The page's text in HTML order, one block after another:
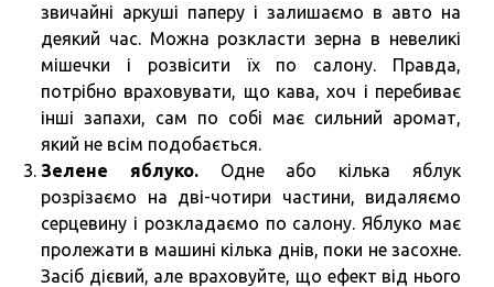
звичайні аркуші паперу і залишаємо в авто на
деякий час. Можна розкласти зерна в невеликі
мішечки і розвісити їх по салону. Правда,
потрібно враховувати, що кава, хоч і перебиває
інші запахи, сам по собі має сильний аромат,
який не всім подобається.
Зелене яблуко.Одне або кілька яблук
розрізаємо на дві-чотири частини, видаляємо
серцевину і розкладаємо по салону. Яблуко має
пролежати в машині кілька днів, поки не засохне.
Засіб дієвий, але враховуйте, що ефект від нього